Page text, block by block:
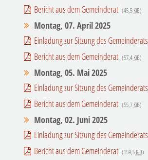
Bericht aus dem Gemeinderat (45,5KiB)
Montag, 07. April 2025
Einladung zur Sitzung des Gemeinderats
Bericht aus dem Gemeinderat (57,4KiB)
Montag, 05. Mai 2025
Einladung zur Sitzung des Gemeinderats
Bericht aus dem Gemeinderat (55,7KiB)
Montag, 02. Juni 2025
Einladung zur Sitzung des Gemeinderats
Bericht aus dem Gemeinderat (159,5KiB)